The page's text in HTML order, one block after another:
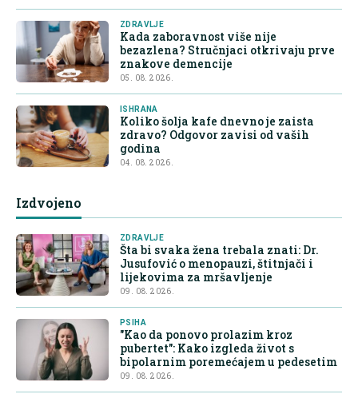
ZDRAVLJE
Kada zaboravnost više nije
bezazlena? Stručnjaci otkrivaju prve
znakove demencije
05. 08. 2026.
ISHRANA
Koliko šolja kafe dnevno je zaista
zdravo? Odgovor zavisi od vaših
godina
04. 08. 2026.
Izdvojeno
ZDRAVLJE
Šta bi svaka žena trebala znati: Dr.
Jusufović o menopauzi, štitnjači i
lijekovima za mršavljenje
09. 08. 2026.
PSIHA
"Kao da ponovo prolazim kroz
pubertet": Kako izgleda život s
bipolarnim poremećajem u pedesetim
09. 08. 2026.